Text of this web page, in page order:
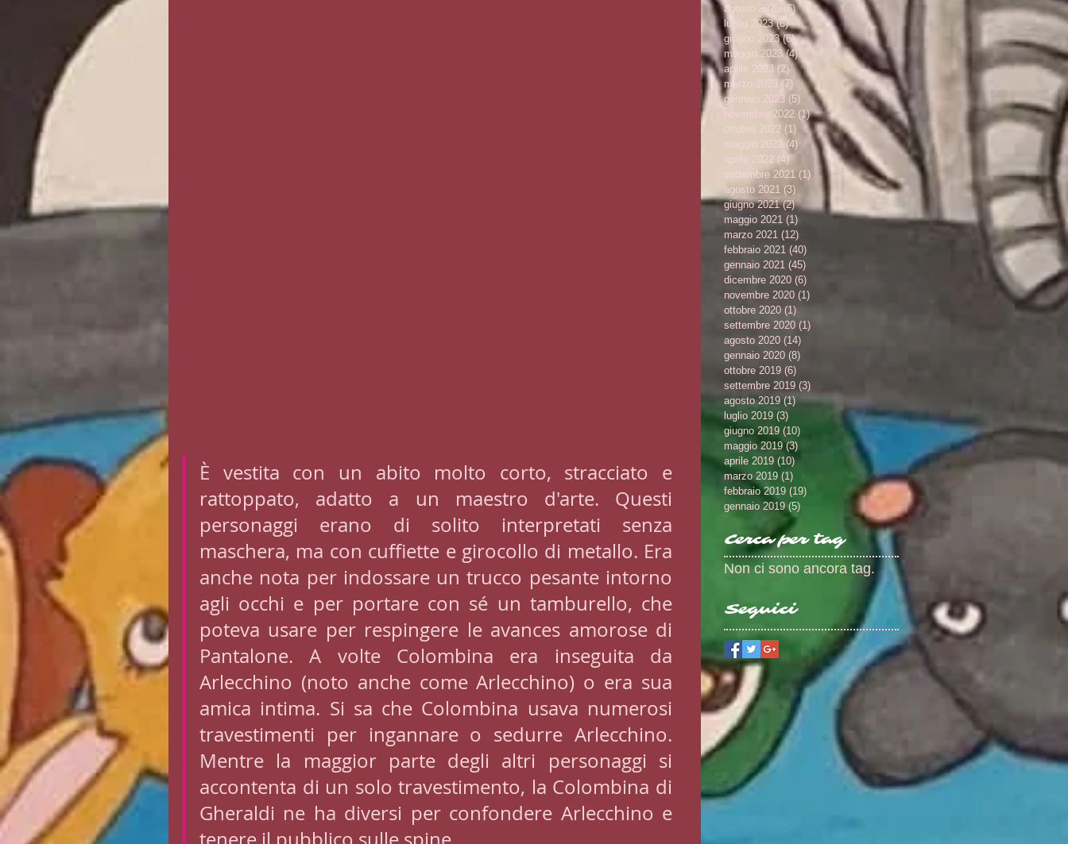
È vestita con un abito molto corto, stracciato e
rattoppato, adatto a un maestro d'arte. Questi
personaggi erano di solito interpretati senza
maschera, ma con cuffiette e girocollo di metallo. Era
anche nota per indossare un trucco pesante intorno
agli occhi e per portare con sé un tamburello, che
poteva usare per respingere le avances amorose di
Pantalone. A volte Colombina era inseguita da
Arlecchino (noto anche come Arlecchino) o era sua
amica intima. Si sa che Colombina usava numerosi
travestimenti per ingannare o sedurre Arlecchino.
Mentre la maggior parte degli altri personaggi si
accontenta di un solo travestimento, la Colombina di
Gheraldi ne ha diversi per confondere Arlecchino e
agosto 2023 (6)6 post
luglio 2023 (6)6 post
giugno 2023 (6)6 post
maggio 2023 (4)4 post
aprile 2023 (2) 2 post
marzo 2023 (7) 7 post
gennaio 2023 (5) 5 post
novembre 2022 (1)1 post
ottobre 2022 (1) 1 post
maggio 2022 (4) 4 post
aprile 2022 (4)
settembre 2021 (1) 1 post
agosto 2021 (3) 3 post
giugno 2021 (2)2 post
maggio 2021 (1)
marzo 2021 (12)
febbraio 2021 (40)
gennaio 2021 (45)
dicembre 2020 (6)
novembre 2020 (1)
ottobre 2020 (1)
settembre 2020 (1)
agosto 2020 (14)
gennaio 2020 (8)
ottobre 2019 (6)
settembre 2019 (3)
agosto 2019 (1)1 post
luglio 2019 (3)
giugno 2019 (10)
maggio 2019 (3)
aprile 2019 (10) 10 post
marzo 2019 (1)
febbraio 2019 (19)
gennaio 2019 (5)
Cerca per tag
Non ci sono ancora tag.
Seguici